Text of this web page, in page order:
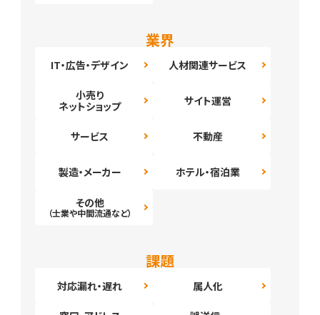
業界
IT・広告・デザイン 人材関連サービス
小売り
ネットショップ
サイト運営
サービス 不動産
製造・メーカー ホテル・宿泊業
その他
（士業や中間流通など）
課題
対応漏れ・遅れ 属人化